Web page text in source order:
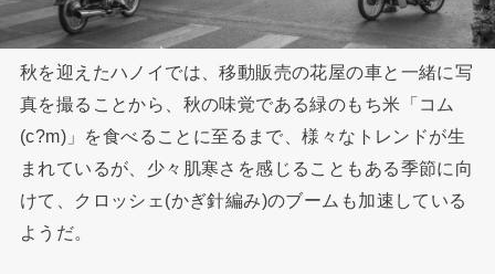
秋を迎えたハノイでは、移動販売の花屋の車と一緒に写
真を撮ることから、秋の味覚である緑のもち米「コム
(c?m)」を食べることに至るまで、様々なトレンドが生
まれているが、少々肌寒さを感じることもある季節に向
けて、クロッシェ(かぎ針編み)のブームも加速している
ようだ。